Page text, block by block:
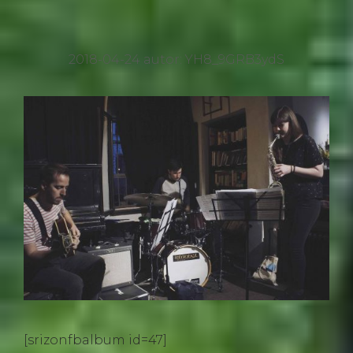
2018-04-24 autor: YH8_9GRB3ydS
[srizonfbalbum id=47]